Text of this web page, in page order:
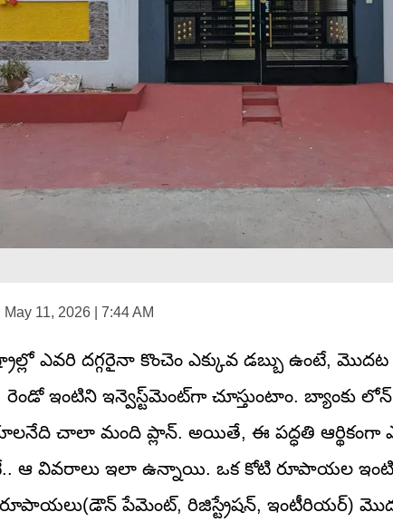
May 11, 2026 | 7:44 AM
ఎవరి దగ్గరైనా కొంచెం ఎక్కువ డబ్బు ఉంటే,
రెండో ఇంటిని ఇన్వెస్ట్‌మెంట్‌గా చూస్తుంటాం. బ్యాంకు
చాలా మంది ప్లాన్. అయితే, ఈ పద్ధతి
ఆ వివరాలు ఇలా ఉన్నాయి. ఒక కోటి రూపాయల
రూపాయలు(డౌన్ పేమెంట్, రిజిస్ట్రేషన్, ఇంటీరియర్)